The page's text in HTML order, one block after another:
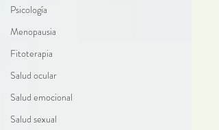
Psicología
Menopausia
Fitoterapia
Salud ocular
Salud emocional
Salud sexual